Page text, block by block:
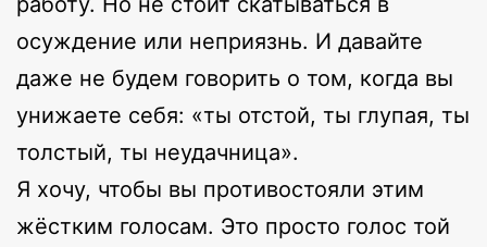
осуждение или неприязнь. И давайте
даже не будем говорить о том, когда вы
унижаете себя: «ты отстой, ты глупая, ты
толстый, ты неудачница».
Я хочу, чтобы вы противостояли этим
жёстким голосам. Это просто голос той